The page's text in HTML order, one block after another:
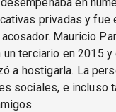
privadas y fue
Mauricio
un terciario en 2015
a hostigarla. La
sociales, e incluso